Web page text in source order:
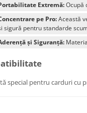
pentru
Extremă:Ocupă
pe Pro:Această
sigură pentru standarde
și Siguranță:
special pentru carduri cu